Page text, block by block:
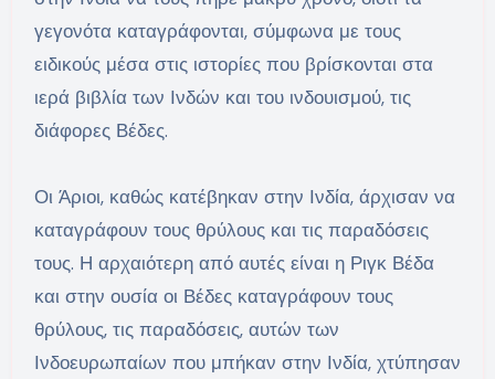
γεγονότα καταγράφονται, σύμφωνα με τους
ειδικούς μέσα στις ιστορίες που βρίσκονται στα
ιερά βιβλία των Ινδών και του ινδουισμού, τις
διάφορες Βέδες.
Οι Άριοι, καθώς κατέβηκαν στην Ινδία, άρχισαν να
καταγράφουν τους θρύλους και τις παραδόσεις
τους. Η αρχαιότερη από αυτές είναι η Ριγκ Βέδα
και στην ουσία οι Βέδες καταγράφουν τους
θρύλους, τις παραδόσεις, αυτών των
Ινδοευρωπαίων που μπήκαν στην Ινδία, χτύπησαν